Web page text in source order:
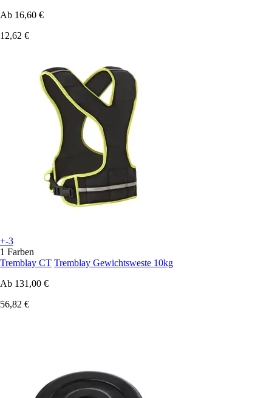
Ab 16,60 €
12,62 €
+-3
1 Farben
Tremblay CT Tremblay Gewichtsweste 10kg
Ab 131,00 €
56,82 €